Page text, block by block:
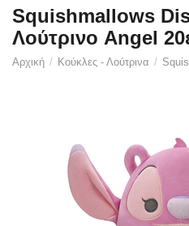
Squishmallows
Λούτρινο Angel
Αρχική / Κούκλες - Λούτρινα /